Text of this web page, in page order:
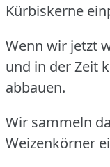
Kürbiskerne
Wenn wir jetzt
und in der Zeit
abbauen.
Wir sammeln
Weizenkörner